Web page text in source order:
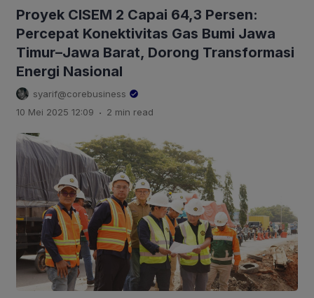
Proyek CISEM 2 Capai 64,3 Persen:
Percepat Konektivitas Gas Bumi Jawa
Timur–Jawa Barat, Dorong Transformasi
Energi Nasional
syarif@corebusiness
10 Mei 2025 12:09 . 2 min read